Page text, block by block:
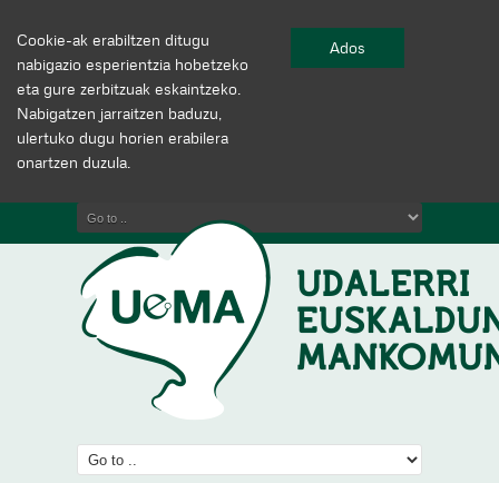
Cookie-ak erabiltzen ditugu
nabigazio esperientzia hobetzeko
eta gure zerbitzuak eskaintzeko.
Nabigatzen jarraitzen baduzu,
ulertuko dugu horien erabilera
onartzen duzula.
Ados